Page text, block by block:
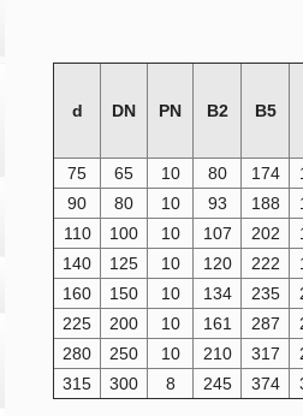
d DN PN B2 B5
75 65 10 80 174
90
80 10 93 188
110
100 10 107 202
140
125 10 120 222
160
150 10 134 235
225
200 10 161 287
280
250 10 210 317
315
300 8 245 374